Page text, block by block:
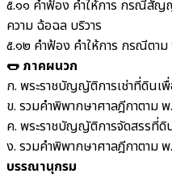
๕.๑๑ คำฟ้อง คำให้การ กรณีสัญ
ความ ฉ้อฉล บริวาร
๕.๑๒ คำฟ้อง คำให้การ กรณีตา
🌭 ภาคผนวก
ก. พระราชบัญญัติการเช่าที่ดินเ
ข. รวมคำพิพากษาศาลฎีกาตาม
ค. พระราชบัญญัติการจัดสรรที่ดิ
ง. รวมคำพิพากษาศาลฎีกาตาม
บรรณานุกรม